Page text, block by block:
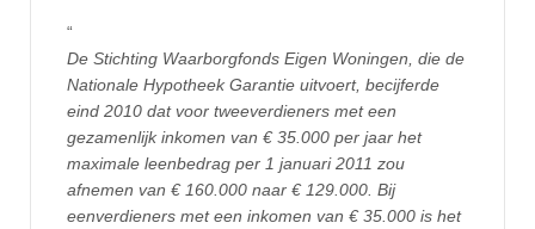
“
De Stichting Waarborgfonds Eigen Woningen, die de
Nationale Hypotheek Garantie uitvoert, becijferde
eind 2010 dat voor tweeverdieners met een
gezamenlijk inkomen van € 35.000 per jaar het
maximale leenbedrag per 1 januari 2011 zou
afnemen van € 160.000 naar € 129.000. Bij
eenverdieners met een inkomen van € 35.000 is het